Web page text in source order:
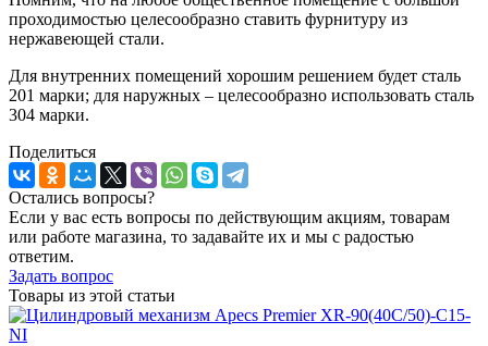
проходимостью целесообразно ставить фурнитуру из
нержавеющей стали.
Для внутренних помещений хорошим решением будет сталь
201 марки; для наружных – целесообразно использовать сталь
304 марки.
Поделиться
Остались вопросы?
Если у вас есть вопросы по действующим акциям, товарам
или работе магазина, то задавайте их и мы с радостью
ответим.
Задать вопрос
Товары из этой статьи